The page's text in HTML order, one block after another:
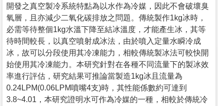
開發之真空製冷系統特點為以水作為冷媒，因此不會破壞臭
氧層，且亦減少二氧化碳排放之問題。傳統製作1kg冰時，
必需等待整個1kg水溫下降至結冰溫度，才能產生冰，其等
待時間較長，以真空噴射成冰法，由於噴入定量水瞬冷成
冰，故可以分段使用其冷凍能力，相較傳統製冰法可較快開
始使用其冷凍能力。本研究針對在各種不同流量下的製冰效
率進行評估，研究結果可推論當製造1kg冰且流量為
0.24LPM(0.06LPM噴嘴4支)時，其性能係數約可達到
3.8~4.01，本研究證明水可作為冷媒的一種，相較於傳統冷